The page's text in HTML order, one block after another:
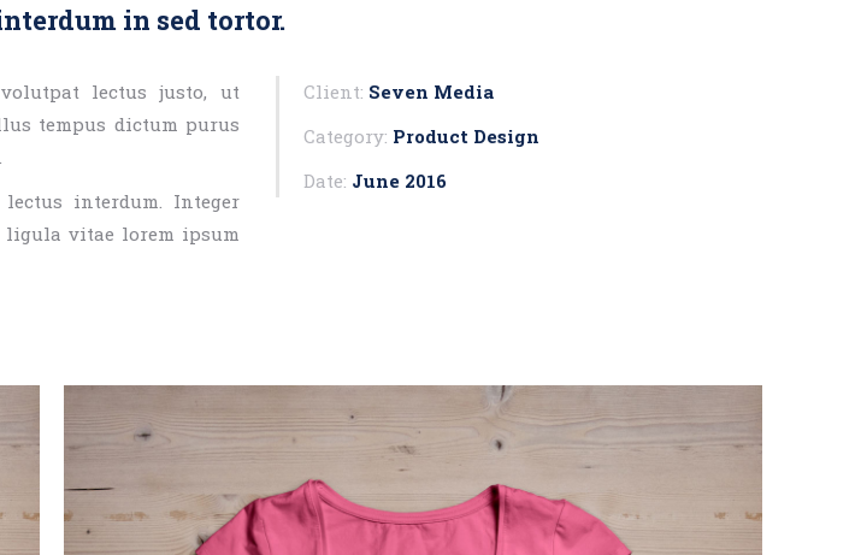
in sed tortor.
lectus justo, ut
tempus dictum purus
interdum. Integer
ligula vitae lorem ipsum
Client: Seven Media
Category: Product Design
Date: June 2016